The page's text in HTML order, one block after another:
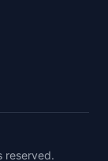
reserved.